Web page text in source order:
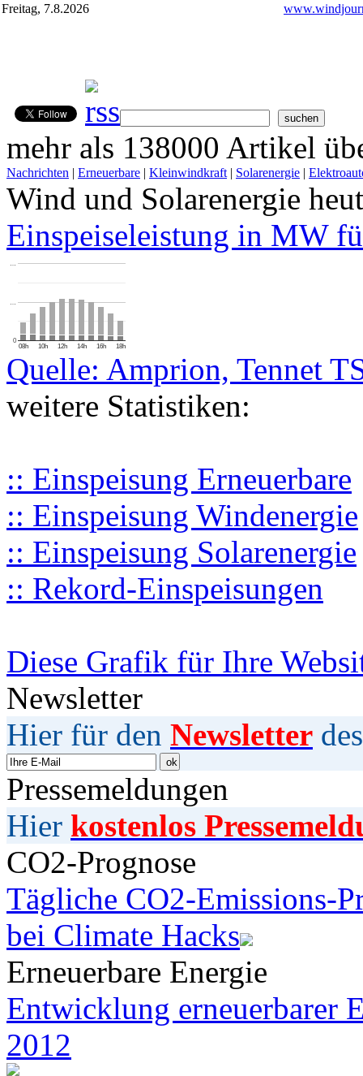
Freitag, 7.8.2026
mehr als 138000 Artikel
Nachrichten | Erneuerbare | Kleinwindkraft | Solarenergie |
Wind und Solarenergie
Einspeiseleistung in MW
08h 10h 12h 14h 16h 18h
0
…
…
Quelle: Amprion, Tennet
weitere Statistiken:
:: Einspeisung Erneuerbare
:: Einspeisung Windenergie
:: Einspeisung Solarenergie
:: Rekord-Einspeisungen
Diese Grafik für Ihre
Newsletter
Hier für den Newsletter
Pressemeldungen
Hier kostenlos
CO2-Prognose
Tägliche CO2-Emissions-
bei Climate Hacks
Erneuerbare Energie
Entwicklung erneuerbarer
2012